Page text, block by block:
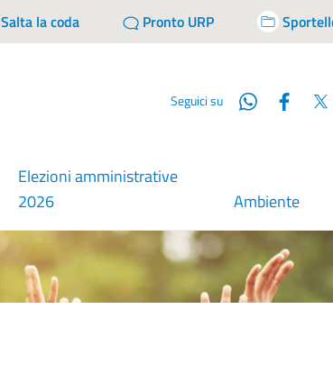
Salta la coda Pronto URP
Seguici su Whatsapp
Elezioni amministrative
2026
Ambiente